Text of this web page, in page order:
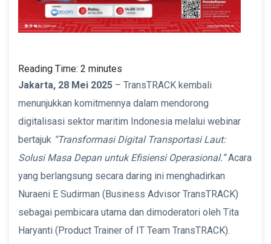
Reading Time: 2 minutes
Jakarta, 28 Mei 2025 – TransTRACK kembali
menunjukkan komitmennya dalam mendorong
digitalisasi sektor maritim Indonesia melalui webinar
bertajuk “Transformasi Digital Transportasi Laut:
Solusi Masa Depan untuk Efisiensi Operasional.”Acara
yang berlangsung secara daring ini menghadirkan
Nuraeni E Sudirman (Business Advisor TransTRACK)
sebagai pembicara utama dan dimoderatori oleh Tita
Haryanti (Product Trainer of IT Team TransTRACK).